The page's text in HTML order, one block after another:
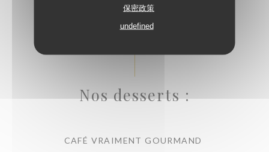
保密政策
undefined
90,00 EUR
Nos desserts :
CAFÉ VRAIMENT GOURMAND